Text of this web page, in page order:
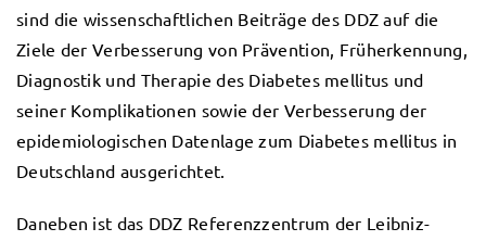
sind die wissenschaftlichen Beiträge des DDZ auf die
Ziele der Verbesserung von Prävention, Früherkennung,
Diagnostik und Therapie des Diabetes mellitus und
seiner Komplikationen sowie der Verbesserung der
epidemiologischen Datenlage zum Diabetes mellitus in
Deutschland ausgerichtet.
Daneben ist das DDZ Referenzzentrum der Leibniz-